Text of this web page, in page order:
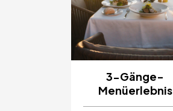
3-Gänge-
Menüerlebnis